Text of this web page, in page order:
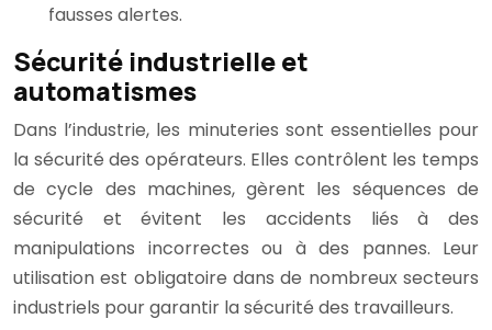
fausses alertes.
Sécurité industrielle et
automatismes
Dans l’industrie, les minuteries sont essentielles pour
la sécurité des opérateurs. Elles contrôlent les temps
de cycle des machines, gèrent les séquences de
sécurité et évitent les accidents liés à des
manipulations incorrectes ou à des pannes. Leur
utilisation est obligatoire dans de nombreux secteurs
industriels pour garantir la sécurité des travailleurs.